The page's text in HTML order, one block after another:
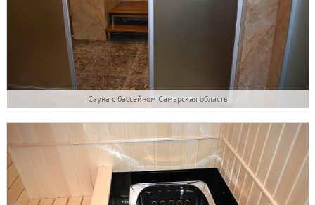
Сауна с бассейном Самарская область